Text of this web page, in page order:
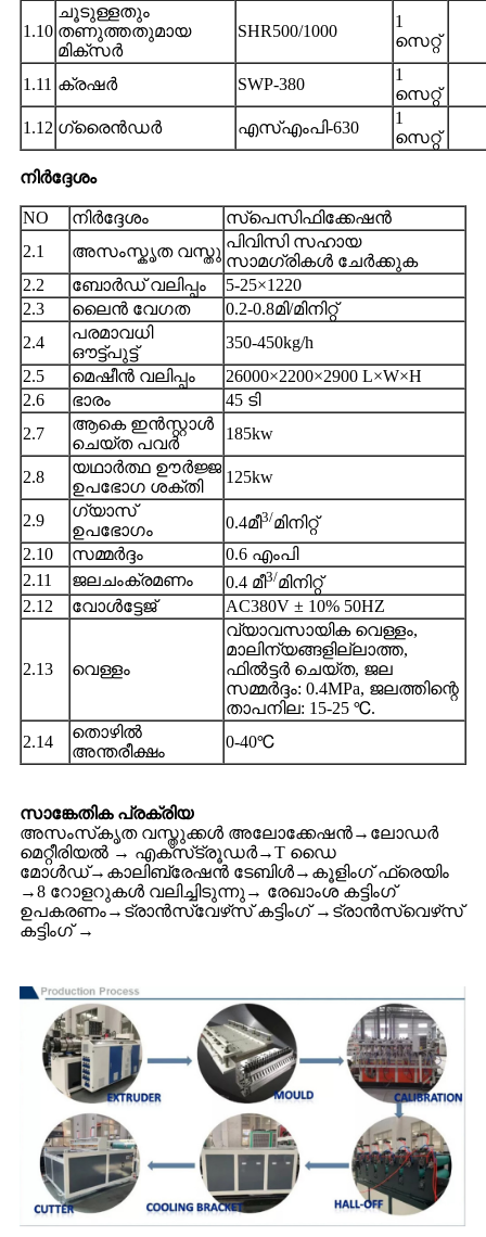
1.10
ചൂടുള്ളതും
തണുത്തതുമായ
മിക്സർ
SHR500/1000
1
സെറ്റ്
1.11 ക്രഷർ SWP-380
1
സെറ്റ്
1.12 ഗ്രൈൻഡർ എസ്എംപി-630
1
സെറ്റ്
നിർദ്ദേശം
NO നിർദ്ദേശം
സ്പെസിഫിക്കേഷൻ
2.1
അസംസ്കൃത വസ്തു
പിവിസി സഹായ
സാമഗ്രികൾ ചേർക്കുക
2.2
ബോർഡ് വലിപ്പം
5-25×1220
2.3
ലൈൻ വേഗത
0.2-0.8മി/മിനിറ്റ്
2.4
പരമാവധി
ഔട്ട്പുട്ട്
350-450kg/h
2.5
മെഷീൻ വലിപ്പം
26000×2200×2900 L×W×H
2.6
ഭാരം
45 ടി
2.7
ആകെ ഇൻസ്റ്റാൾ
ചെയ്ത പവർ
185kw
2.8
യഥാർത്ഥ ഊർജ്ജ
ഉപഭോഗ ശക്തി
125kw
2.9
ഗ്യാസ്
ഉപഭോഗം
0.4മീ3/മിനിറ്റ്
2.10
സമ്മർദ്ദം
0.6 എംപി
2.11
ജലചംക്രമണം 0.4 മീ3/മിനിറ്റ്
2.12
വോൾട്ടേജ് AC380V ± 10% 50HZ
2.13 വെള്ളം
വ്യാവസായിക വെള്ളം,
മാലിന്യങ്ങളില്ലാത്ത,
ഫിൽട്ടർ ചെയ്ത, ജല
സമ്മർദ്ദം: 0.4MPa, ജലത്തിന്റെ
താപനില: 15-25 ℃.
2.14
തൊഴിൽ
അന്തരീക്ഷം
0-40℃
സാങ്കേതിക പ്രക്രിയ
അസംസ്‌കൃത വസ്തുക്കൾ അലോക്കേഷൻ→ലോഡർ
മെറ്റീരിയൽ → എക്‌സ്‌ട്രൂഡർ→T ഡൈ
മോൾഡ്→കാലിബ്രേഷൻ ടേബിൾ→കൂളിംഗ് ഫ്രെയിം
→8 റോളറുകൾ വലിച്ചിടുന്നു→ രേഖാംശ കട്ടിംഗ്
ഉപകരണം→ട്രാൻസ്‌വേഴ്‌സ് കട്ടിംഗ് →ട്രാൻസ്‌വെഴ്‌സ്
കട്ടിംഗ് →